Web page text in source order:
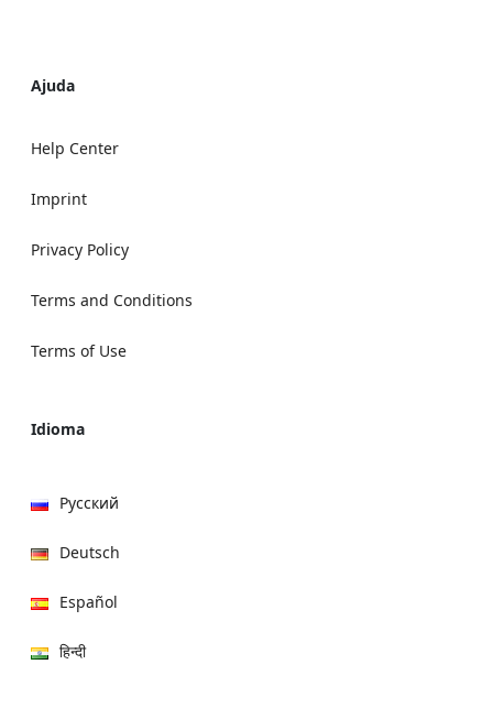
Ajuda
Help Center
Imprint
Privacy Policy
Terms and Conditions
Terms of Use
Idioma
Русский
Deutsch
Español
हिन्दी